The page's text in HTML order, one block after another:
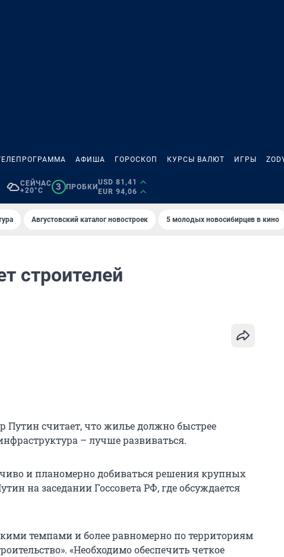
АФИША ГОРОСКОП КУРСЫ ВАЛЮТ ИГРЫ
СЕЙЧАС
+20°C
3 ПРОБКИ
USD 81,41
EUR 94,06
Августовский каталог новостроек 5 молодых новосибирцев в кино
строителей
Путин считает, что жилье должно быстрее
– лучше развиваться.
и планомерно добиваться решения крупных
на заседании Госсовета РФ, где обсуждается
темпами и более равномерно по территориям
«Необходимо обеспечить четкое